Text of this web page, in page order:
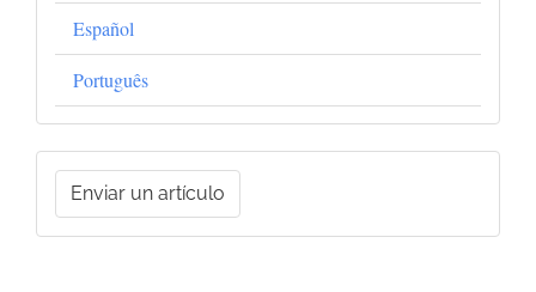
Español
Português
Enviar
unEnviar un artículo